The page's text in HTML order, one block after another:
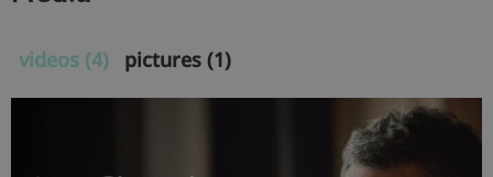
videos (4) pictures (1)